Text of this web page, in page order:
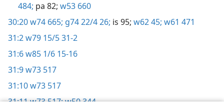
484; pa 82; w53 660
30:20w74 665; g74 22/4 26; is 95; w62 45; w61 471
31:2w79 15/5 31-2
31:6w85 1/6 15-16
31:9w73 517
31:10w73 517
31:11w73 517;w50 344